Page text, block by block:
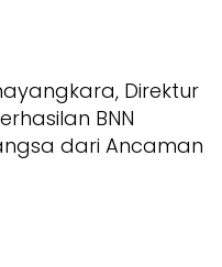
Direktur
BNN
dari Ancaman